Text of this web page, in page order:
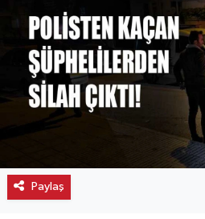
Paylaş
İskilip
Kargı
Laçin
Mecitözü
Son Dakika Haberleri
Haber Arşivi